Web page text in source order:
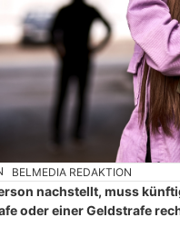
BELMEDIA REDAKTION
nachstellt, muss
oder einer Geldstrafe